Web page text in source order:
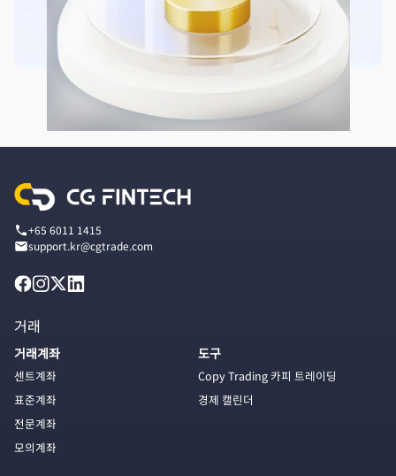
+65 6011 1415
support.kr@cgtrade.com
거래
거래계좌
센트계좌
표준계좌
전문계좌
모의계좌
도구
Copy Trading 카피 트레이딩
경제 캘린더